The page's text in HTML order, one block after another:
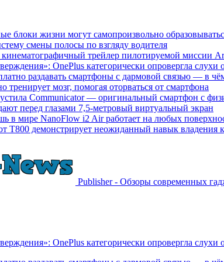
блоки жизни могут самопроизвольно
смены полосы по взгляду водителя
трейлер пилотируемой миссии
OnePlus категорически опровергла слухи
раздавать смартфоны с дармовой связью — в
тренирует мозг, помогая оторваться от смартфона
Communicator — оригинальный смартфон с
перед глазами 7,5-метровый виртуальный экран
в мире NanoFlow i2 Air работает на любых
Т800 демонстрирует неожиданный навык владения
Publisher - Обзоры современных
OnePlus категорически опровергла слухи